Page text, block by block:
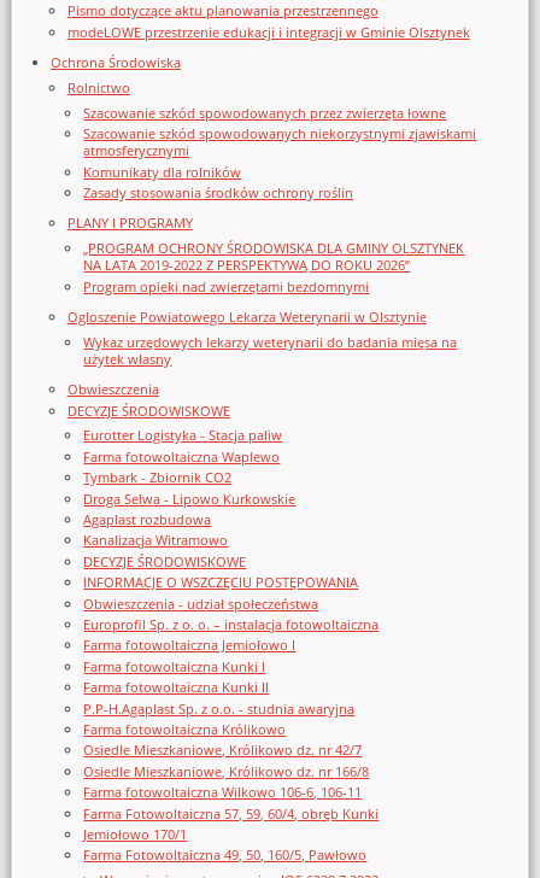
Pismo dotyczące aktu planowania przestrzennego
modeLOWE przestrzenie edukacji i integracji w Gminie Olsztynek
Ochrona Środowiska
Rolnictwo
Szacowanie szkód spowodowanych przez zwierzęta łowne
Szacowanie szkód spowodowanych niekorzystnymi zjawiskami
atmosferycznymi
Komunikaty dla rolników
Zasady stosowania środków ochrony roślin
PLANY I PROGRAMY
„PROGRAM OCHRONY ŚRODOWISKA DLA GMINY OLSZTYNEK
NA LATA 2019-2022 Z PERSPEKTYWĄ DO ROKU 2026”
Program opieki nad zwierzętami bezdomnymi
Ogloszenie Powiatowego Lekarza Weterynarii w Olsztynie
Wykaz urzędowych lekarzy weterynarii do badania mięsa na
użytek własny
Obwieszczenia
DECYZJE ŚRODOWISKOWE
Eurotter Logistyka - Stacja paliw
Farma fotowoltaiczna Waplewo
Tymbark - Zbiornik CO2
Droga Selwa - Lipowo Kurkowskie
Agaplast rozbudowa
Kanalizacja Witramowo
DECYZJE ŚRODOWISKOWE
INFORMACJE O WSZCZĘCIU POSTĘPOWANIA
Obwieszczenia - udział społeczeństwa
Europrofil Sp. z o. o. – instalacja fotowoltaiczna
Farma fotowoltaiczna Jemiołowo I
Farma fotowoltaiczna Kunki I
Farma fotowoltaiczna Kunki II
P.P-H.Agaplast Sp. z o.o. - studnia awaryjna
Farma fotowoltaiczna Królikowo
Osiedle Mieszkaniowe, Królikowo dz. nr 42/7
Osiedle Mieszkaniowe, Królikowo dz. nr 166/8
Farma fotowoltaiczna Wilkowo 106-6, 106-11
Farma Fotowoltaiczna 57, 59, 60/4, obręb Kunki
Jemiołowo 170/1
Farma Fotowoltaiczna 49, 50, 160/5, Pawłowo